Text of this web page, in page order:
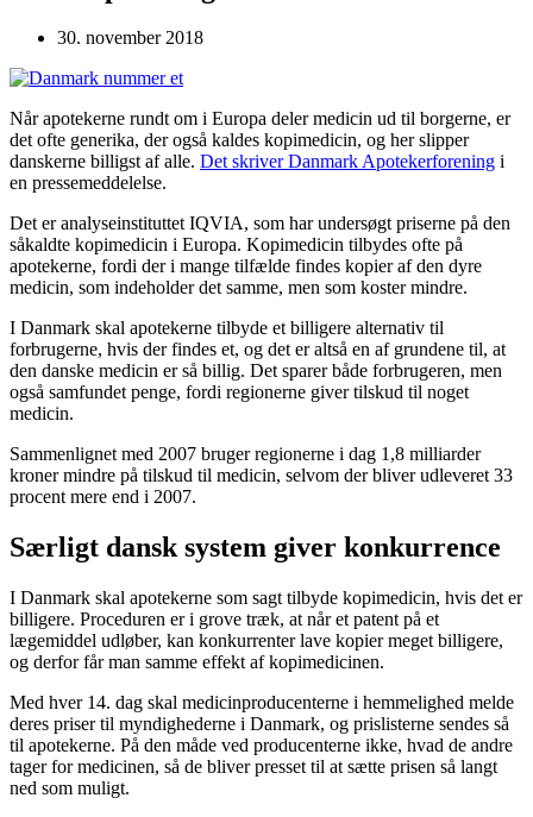
30. november 2018
Når apotekerne rundt om i Europa deler medicin ud til borgerne, er
det ofte generika, der også kaldes kopimedicin, og her slipper
danskerne billigst af alle. Det skriver Danmark Apotekerforening i
en pressemeddelelse.
Det er analyseinstituttet IQVIA, som har undersøgt priserne på den
såkaldte kopimedicin i Europa. Kopimedicin tilbydes ofte på
apotekerne, fordi der i mange tilfælde findes kopier af den dyre
medicin, som indeholder det samme, men som koster mindre.
I Danmark skal apotekerne tilbyde et billigere alternativ til
forbrugerne, hvis der findes et, og det er altså en af grundene til, at
den danske medicin er så billig. Det sparer både forbrugeren, men
også samfundet penge, fordi regionerne giver tilskud til noget
medicin.
Sammenlignet med 2007 bruger regionerne i dag 1,8 milliarder
kroner mindre på tilskud til medicin, selvom der bliver udleveret 33
procent mere end i 2007.
Særligt dansk system giver konkurrence
I Danmark skal apotekerne som sagt tilbyde kopimedicin, hvis det er
billigere. Proceduren er i grove træk, at når et patent på et
lægemiddel udløber, kan konkurrenter lave kopier meget billigere,
og derfor får man samme effekt af kopimedicinen.
Med hver 14. dag skal medicinproducenterne i hemmelighed melde
deres priser til myndighederne i Danmark, og prislisterne sendes så
til apotekerne. På den måde ved producenterne ikke, hvad de andre
tager for medicinen, så de bliver presset til at sætte prisen så langt
ned som muligt.